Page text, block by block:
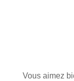
Vous aimez